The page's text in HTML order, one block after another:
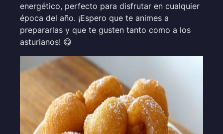
energético, perfecto para disfrutar en cualquier
época del año. ¡Espero que te animes a
prepararlas y que te gusten tanto como a los
asturianos! 😋